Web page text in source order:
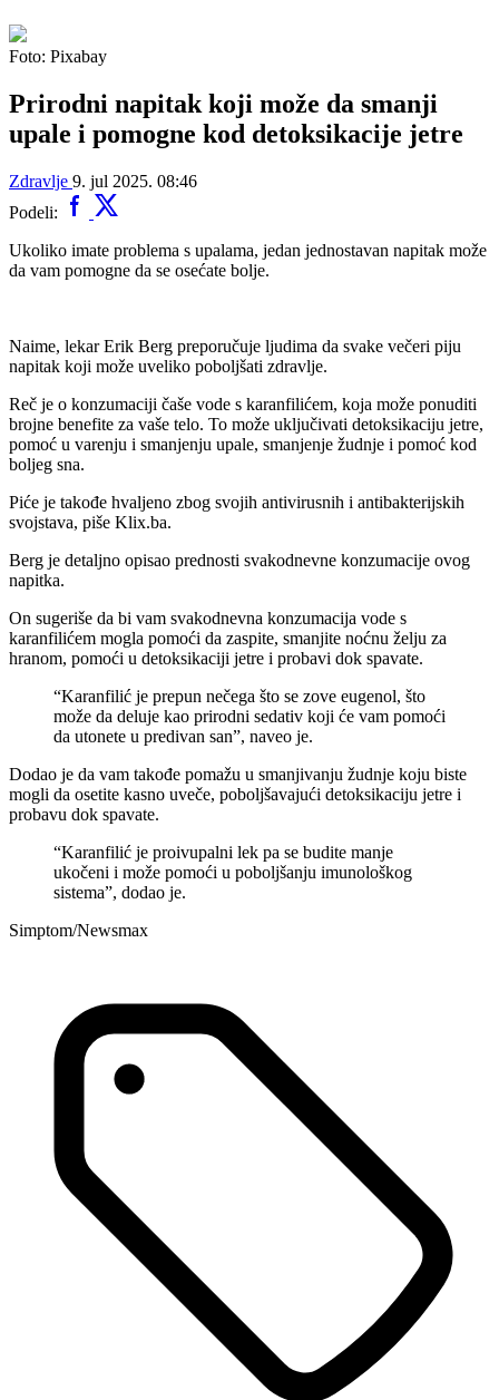
Foto: Pixabay
Prirodni napitak koji može da smanji
upale i pomogne kod detoksikacije jetre
Zdravlje 9. jul 2025. 08:46
Podeli:
Ukoliko imate problema s upalama, jedan jednostavan napitak može
da vam pomogne da se osećate bolje.
Naime, lekar Erik Berg preporučuje ljudima da svake večeri piju
napitak koji može uveliko poboljšati zdravlje.
Reč je o konzumaciji čaše vode s karanfilićem, koja može ponuditi
brojne benefite za vaše telo. To može uključivati ​​detoksikaciju jetre,
pomoć u varenju i smanjenju upale, smanjenje žudnje i pomoć kod
boljeg sna.
Piće je takođe hvaljeno zbog svojih antivirusnih i antibakterijskih
svojstava, piše Klix.ba.
Berg je detaljno opisao prednosti svakodnevne konzumacije ovog
napitka.
On sugeriše da bi vam svakodnevna konzumacija vode s
karanfilićem mogla pomoći da zaspite, smanjite noćnu želju za
hranom, pomoći u detoksikaciji jetre i probavi dok spavate.
“Karanfilić je prepun nečega što se zove eugenol, što
može da deluje kao prirodni sedativ koji će vam pomoći
da utonete u predivan san”, naveo je.
Dodao je da vam takođe pomažu u smanjivanju žudnje koju biste
mogli da osetite kasno uveče, poboljšavajući detoksikaciju jetre i
probavu dok spavate.
“Karanfilić je proivupalni lek pa se budite manje
ukočeni i može pomoći u poboljšanju imunološkog
sistema”, dodao je.
Simptom/Newsmax